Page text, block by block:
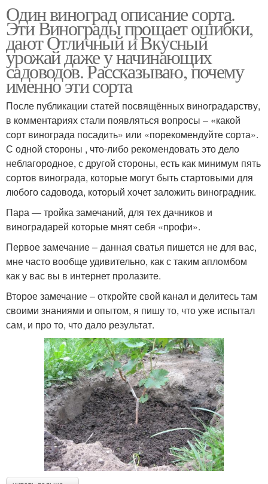
Один виноград описание сорта.
Эти Винограды прощает ошибки,
дают Отличный и Вкусный
урожай даже у начинающих
садоводов. Рассказываю, почему
именно эти сорта
После публикации статей посвящённых виноградарству,
в комментариях стали появляться вопросы – «какой
сорт винограда посадить» или «порекомендуйте сорта».
С одной стороны , что-либо рекомендовать это дело
неблагородное, с другой стороны, есть как минимум пять
сортов винограда, которые могут быть стартовыми для
любого садовода, который хочет заложить виноградник.
Пара — тройка замечаний, для тех дачников и
виноградарей которые мнят себя «профи».
Первое замечание – данная сватья пишется не для вас,
мне часто вообще удивительно, как с таким апломбом
как у вас вы в интернет пролазите.
Второе замечание – откройте свой канал и делитесь там
своими знаниями и опытом, я пишу то, что уже испытал
сам, и про то, что дало результат.